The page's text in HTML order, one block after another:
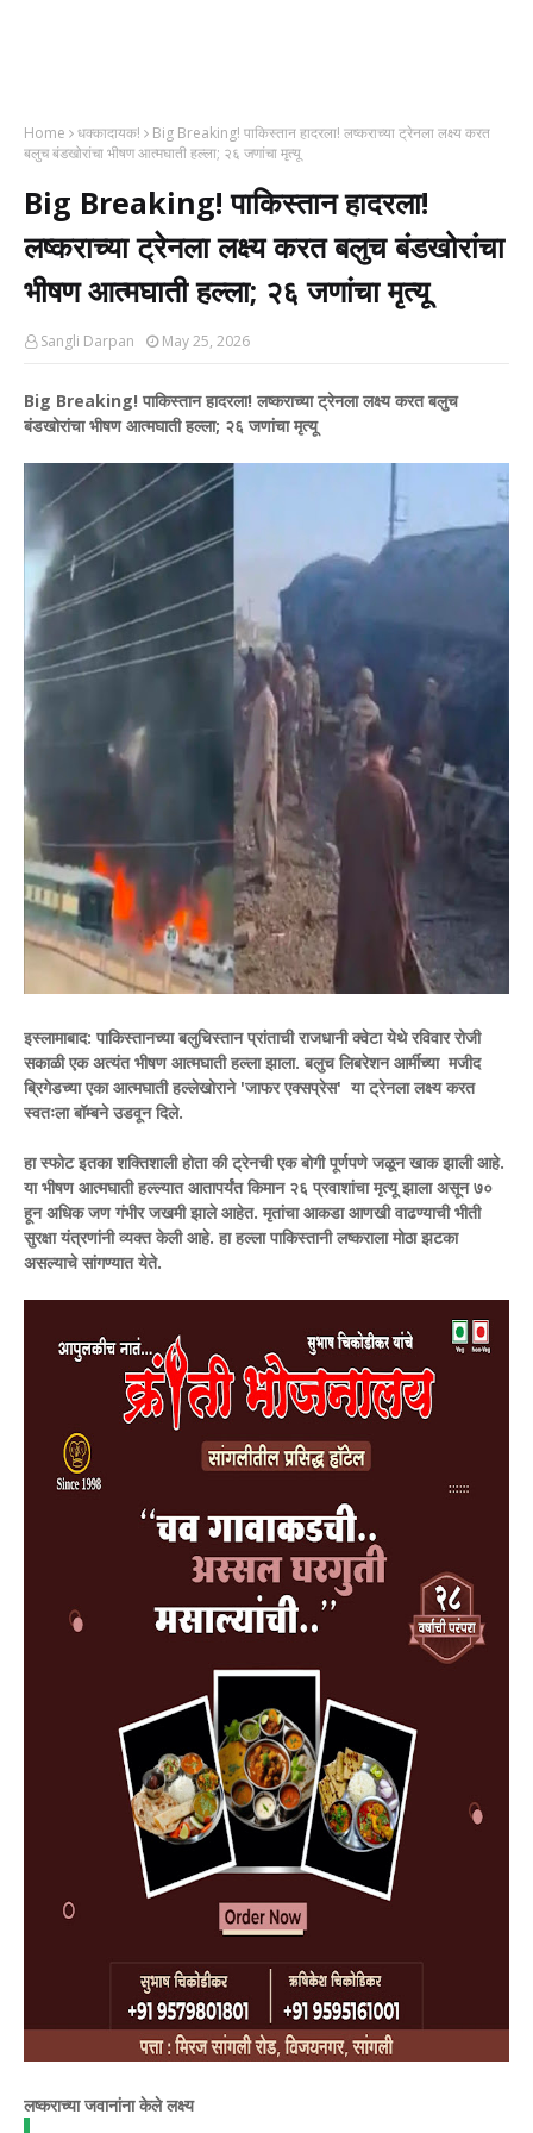
Home धक्कादायक!
Big Breaking! पाकिस्तान हादरला! लष्कराच्या ट्रेनला लक्ष्य करत
बलुच बंडखोरांचा भीषण आत्मघाती हल्ला; २६ जणांचा मृत्यू
Big Breaking! पाकिस्तान हादरला!
लष्कराच्या ट्रेनला लक्ष्य करत बलुच बंडखोरांचा
भीषण आत्मघाती हल्ला; २६ जणांचा मृत्यू
Sangli Darpan May 25, 2026
Big Breaking! पाकिस्तान हादरला! लष्कराच्या ट्रेनला लक्ष्य करत बलुच
बंडखोरांचा भीषण आत्मघाती हल्ला; २६ जणांचा मृत्यू
इस्लामाबाद: पाकिस्तानच्या बलुचिस्तान प्रांताची राजधानी क्वेटा येथे रविवार रोजी
सकाळी एक अत्यंत भीषण आत्मघाती हल्ला झाला. बलुच लिबरेशन आर्मीच्या मजीद
ब्रिगेडच्या एका आत्मघाती हल्लेखोराने 'जाफर एक्सप्रेस' या ट्रेनला लक्ष्य करत
स्वतःला बॉम्बने उडवून दिले.
हा स्फोट इतका शक्तिशाली होता की ट्रेनची एक बोगी पूर्णपणे जळून खाक झाली आहे.
या भीषण आत्मघाती हल्ल्यात आतापर्यंत किमान २६ प्रवाशांचा मृत्यू झाला असून ७०
हून अधिक जण गंभीर जखमी झाले आहेत. मृतांचा आकडा आणखी वाढण्याची भीती
सुरक्षा यंत्रणांनी व्यक्त केली आहे. हा हल्ला पाकिस्तानी लष्कराला मोठा झटका
असल्याचे सांगण्यात येते.
लष्कराच्या जवानांना केले लक्ष्य